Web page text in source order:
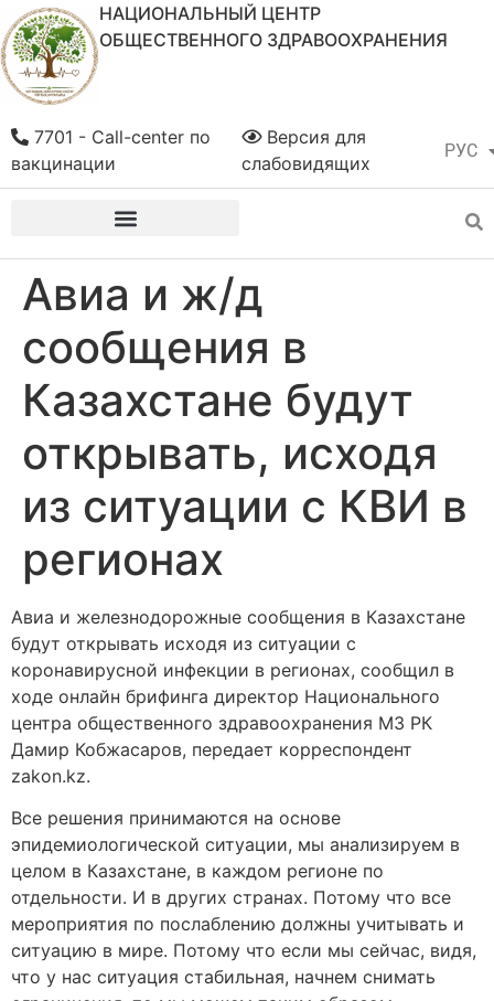
НАЦИОНАЛЬНЫЙ ЦЕНТР
ОБЩЕСТВЕННОГО ЗДРАВООХРАНЕНИЯ
РУС
ҚАЗ
Версия для
слабовидящих
7701 - Call-center по
вакцинации
Авиа и ж/д
сообщения в
Казахстане будут
открывать, исходя
из ситуации с КВИ в
регионах
Авиа и железнодорожные сообщения в Казахстане
будут открывать исходя из ситуации с
коронавирусной инфекции в регионах, сообщил в
ходе онлайн брифинга директор Национального
центра общественного здравоохранения МЗ РК
Дамир Кобжасаров, передает корреспондент
zakon.kz.
Все решения принимаются на основе
эпидемиологической ситуации, мы анализируем в
целом в Казахстане, в каждом регионе по
отдельности. И в других странах. Потому что все
мероприятия по послаблению должны учитывать и
ситуацию в мире. Потому что если мы сейчас, видя,
что у нас ситуация стабильная, начнем снимать